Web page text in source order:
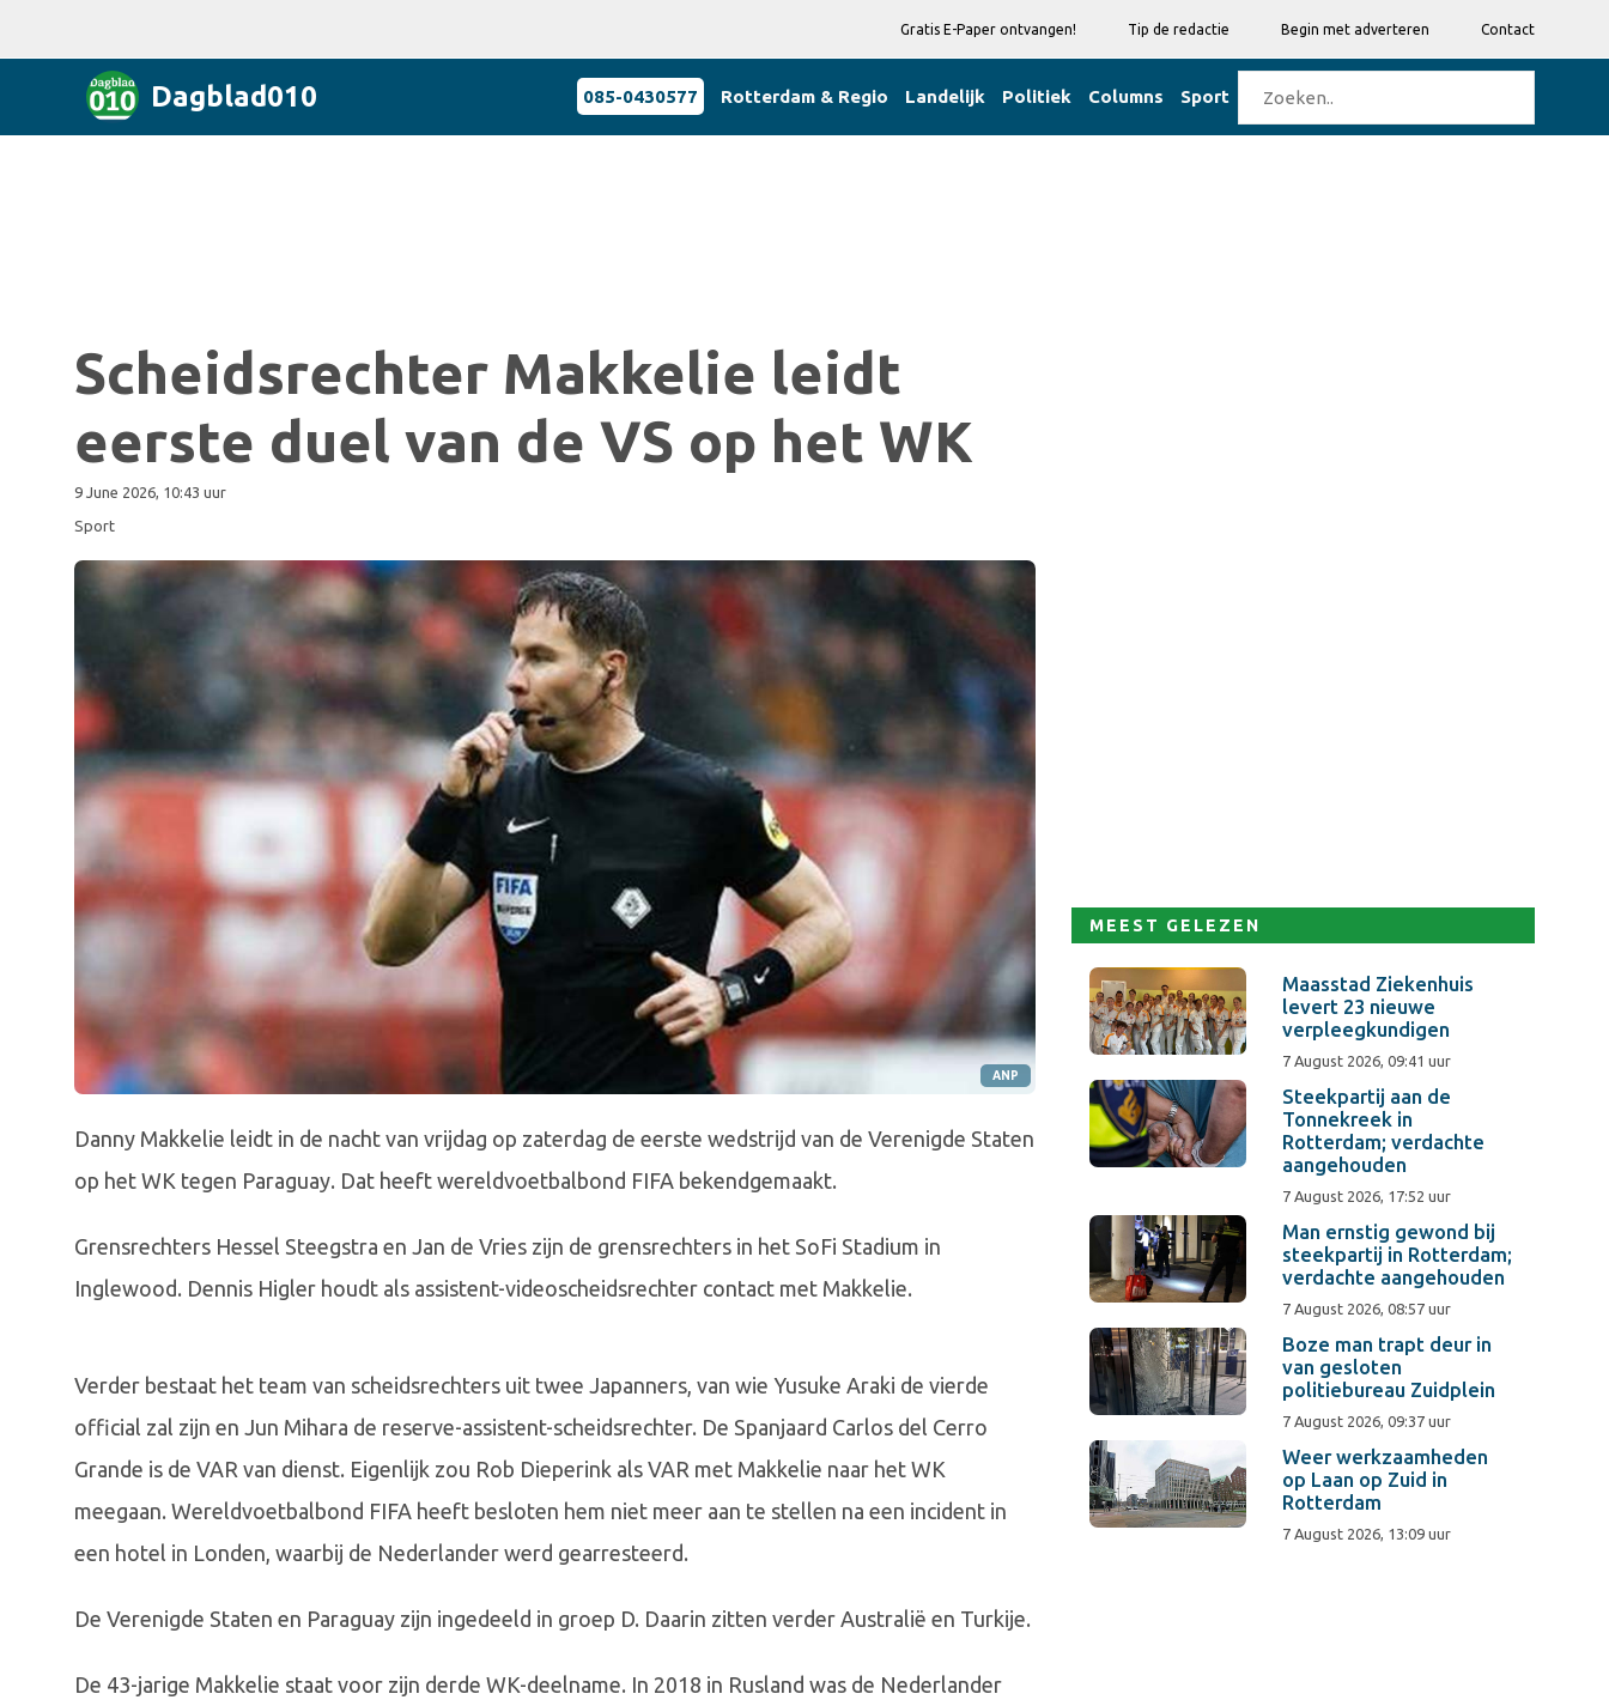
Gratis E-Paper ontvangen! Tip de redactie Begin met adverteren Contact
Dagblad010 085-0430577 Rotterdam & Regio Landelijk Politiek Columns Sport
Scheidsrechter Makkelie leidt
eerste duel van de VS op het WK
9 June 2026, 10:43 uur
Sport
ANP
Danny Makkelie leidt in de nacht van vrijdag op zaterdag de eerste wedstrijd van de Verenigde Staten
op het WK tegen Paraguay. Dat heeft wereldvoetbalbond FIFA bekendgemaakt.
Grensrechters Hessel Steegstra en Jan de Vries zijn de grensrechters in het SoFi Stadium in
Inglewood. Dennis Higler houdt als assistent-videoscheidsrechter contact met Makkelie.
Verder bestaat het team van scheidsrechters uit twee Japanners, van wie Yusuke Araki de vierde
official zal zijn en Jun Mihara de reserve-assistent-scheidsrechter. De Spanjaard Carlos del Cerro
Grande is de VAR van dienst. Eigenlijk zou Rob Dieperink als VAR met Makkelie naar het WK
meegaan. Wereldvoetbalbond FIFA heeft besloten hem niet meer aan te stellen na een incident in
een hotel in Londen, waarbij de Nederlander werd gearresteerd.
De Verenigde Staten en Paraguay zijn ingedeeld in groep D. Daarin zitten verder Australië en Turkije.
De 43-jarige Makkelie staat voor zijn derde WK-deelname. In 2018 in Rusland was de Nederlander
MEEST GELEZEN
Maasstad Ziekenhuis
levert 23 nieuwe
verpleegkundigen
7 August 2026, 09:41 uur
Steekpartij aan de
Tonnekreek in
Rotterdam; verdachte
aangehouden
7 August 2026, 17:52 uur
Man ernstig gewond bij
steekpartij in Rotterdam;
verdachte aangehouden
7 August 2026, 08:57 uur
Boze man trapt deur in
van gesloten
politiebureau Zuidplein
7 August 2026, 09:37 uur
Weer werkzaamheden
op Laan op Zuid in
Rotterdam
7 August 2026, 13:09 uur